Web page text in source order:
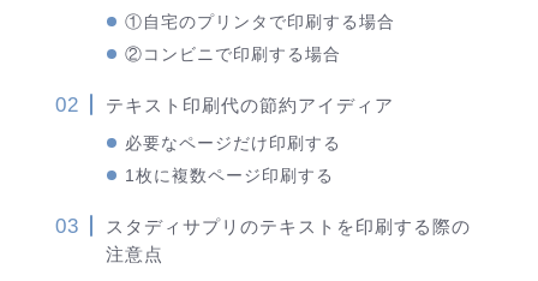
①自宅のプリンタで印刷する場合
②コンビニで印刷する場合
テキスト印刷代の節約アイディア
必要なページだけ印刷する
1枚に複数ページ印刷する
スタディサプリのテキストを印刷する際の
注意点